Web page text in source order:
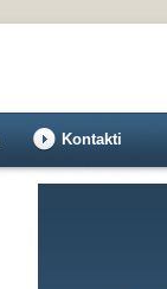
Kontakti